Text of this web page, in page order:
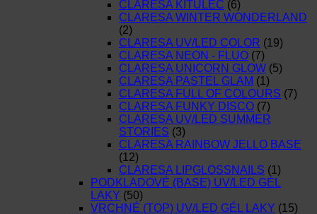
CLARESA KITULEC (6)
CLARESA WINTER WONDERLAND
(2)
CLARESA UV/LED COLOR (19)
CLARESA NEON - FLUO (7)
CLARESA UNICORN GLOW (5)
CLARESA PASTEL GLAM (1)
CLARESA FULL OF COLOURS (7)
CLARESA FUNKY DISCO (7)
CLARESA UV/LED SUMMER
STORIES (3)
CLARESA RAINBOW JELLO BASE
(12)
CLARESA LIPGLOSSNAILS (1)
PODKLADOVÉ (BASE) UV/LED GÉL
LAKY (50)
VRCHNÉ (TOP) UV/LED GÉL LAKY (15)